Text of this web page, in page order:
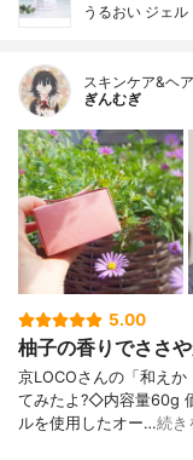
うるおい ジェル
スキンケア&ヘ
ぎんむぎ
5.00
柚子の香りでささ
京LOCOさんの「和え
てみたよ?◇内容量60g
ルを使用したオー…続き